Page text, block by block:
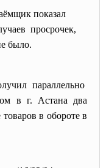
показал
просрочек,
было.
параллельно
в г. Астана два
в обороте в